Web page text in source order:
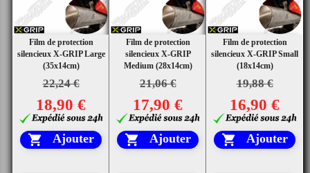
Film de protection
silencieux X-GRIP Large
(35x14cm)
22,24 €
18,90 €
 Ajouter
Film de protection
silencieux X-GRIP
Medium (28x14cm)
21,06 €
17,90 €
 Ajouter
Film de protection
silencieux X-GRIP Small
(18x14cm)
19,88 €
16,90 €
 Ajouter